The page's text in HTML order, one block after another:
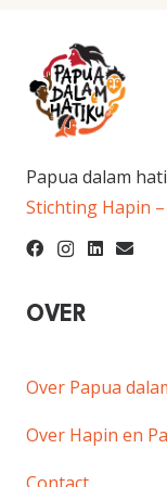
Papua dalam
Stichting Hapin
OVER
Over Papua
Over Hapin en
Contact